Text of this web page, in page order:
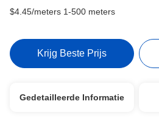
$4.45/meters 1-500 meters
Krijg Beste Prijs
Gedetailleerde Informatie